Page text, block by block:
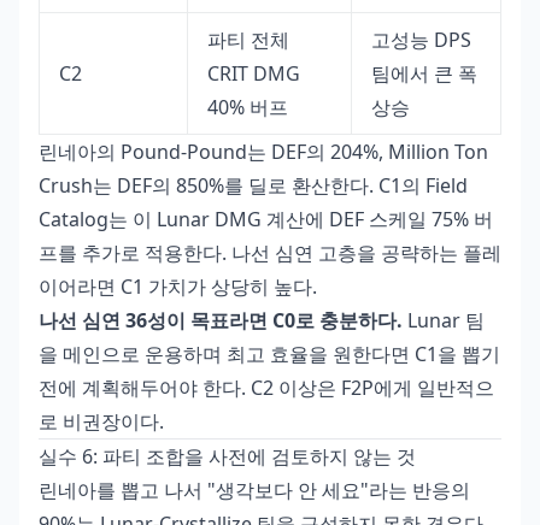
C2
파티 전체
CRIT DMG
40% 버프
고성능 DPS
팀에서 큰 폭
상승
린네아의 Pound-Pound는 DEF의 204%, Million Ton
Crush는 DEF의 850%를 딜로 환산한다. C1의 Field
Catalog는 이 Lunar DMG 계산에 DEF 스케일 75% 버
프를 추가로 적용한다. 나선 심연 고층을 공략하는 플레
이어라면 C1 가치가 상당히 높다.
나선 심연 36성이 목표라면 C0로 충분하다. Lunar 팀
을 메인으로 운용하며 최고 효율을 원한다면 C1을 뽑기
전에 계획해두어야 한다. C2 이상은 F2P에게 일반적으
로 비권장이다.
실수 6: 파티 조합을 사전에 검토하지 않는 것
린네아를 뽑고 나서 "생각보다 안 세요"라는 반응의